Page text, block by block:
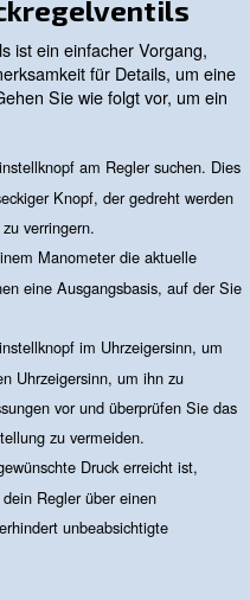
kein zusätzliches
Wahl für viele
Regler
entlüften keinen
Luftstrom, sobald der
Gas im System.
nützlich für
für eine kontrollierte
werden in
gefährlicher
zusätzliche
wie z. B. ein
System.